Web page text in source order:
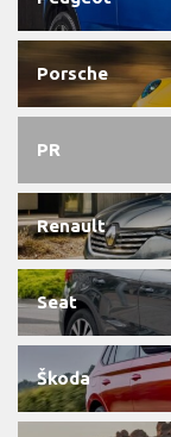
Porsche
PR
Renault
Seat
Škoda